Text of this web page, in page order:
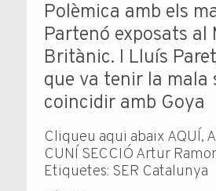
Polèmica amb els
Partenó exposats al
Britànic. I Lluís
que va tenir la mala
coincidir amb Goya
Cliqueu aqui abaix AQUÍ,
CUNÍ SECCIÓ Artur
Etiquetes: SER Catalunya